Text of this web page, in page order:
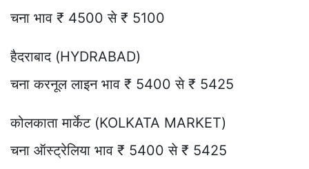
चना भाव ₹ 4500 से ₹ 5100
हैदराबाद (HYDRABAD)
चना करनूल लाइन भाव ₹ 5400 से ₹ 5425
कोलकाता मार्केट (KOLKATA MARKET)
चना ऑस्ट्रेलिया भाव ₹ 5400 से ₹ 5425